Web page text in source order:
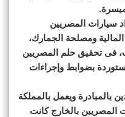
سيارات المصريين
ومصلحة الجمارك،
فى تحقيق حلم المصريين
بضوابط وإجراءات
بالمبادرة ويعمل بالمملكة
المصريين بالخارج كانت